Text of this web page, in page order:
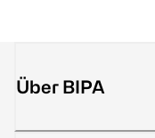
Über BIPA